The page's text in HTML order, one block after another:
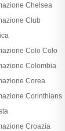
Chelsea
Club
Colo Colo
Colombia
Corea
Corinthians
Croazia